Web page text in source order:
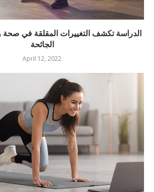
الدراسة تكشف التغييرات المقلقة في صحة
الجائحة
April 12, 2022